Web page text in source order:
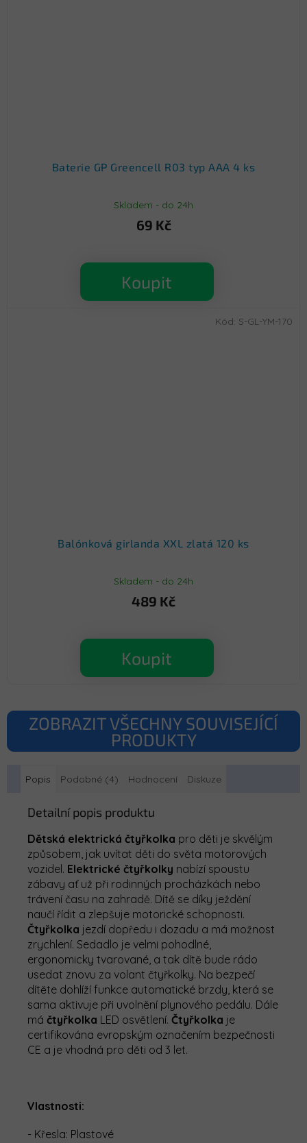
Baterie GP Greencell R03 typ AAA 4 ks
Skladem - do 24h
69 Kč
Koupit
Balónková girlanda XXL zlatá 120 ks
Skladem - do 24h
489 Kč
Koupit
Kód: S-GL-YM-170
ZOBRAZIT VŠECHNY SOUVISEJÍCÍ
PRODUKTY
Popis Podobné (4) Hodnocení Diskuze
Detailní popis produktu
Dětská elektrická čtyřkolka pro děti je skvělým
způsobem, jak uvítat děti do světa motorových
vozidel. Elektrické čtyřkolky nabízí spoustu
zábavy ať už při rodinných procházkách nebo
trávení času na zahradě. Dítě se díky ježdění
naučí řídit a zlepšuje motorické schopnosti.
Čtyřkolka jezdí dopředu i dozadu a má možnost
zrychlení. Sedadlo je velmi pohodlné,
ergonomicky tvarované, a tak dítě bude rádo
usedat znovu za volant čtyřkolky. Na bezpečí
dítěte dohlíží funkce automatické brzdy, která se
sama aktivuje při uvolnění plynového pedálu. Dále
má čtyřkolka LED osvětlení. Čtyřkolka je
certifikována evropským označením bezpečnosti
CE a je vhodná pro děti od 3 let.
Vlastnosti:
- Křesla: Plastové